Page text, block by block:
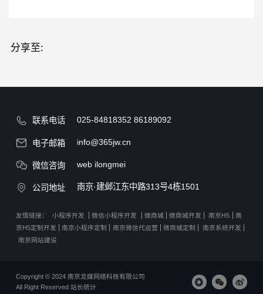
分享至:
联系电话 025-84818352 86189092
电子邮箱 info@365jw.cn
微信咨询 web ilongmei
公司地址 南京·建邺江东中路313号4栋1501
友情链接： 小程序开发 微信小程序开发 微商城 微商城开发 南京H5
南
京H5定制开发
南京小程序定制 南京微信代运营 微商城定制
南京系统开发
南京网站建设
Copyright © 2024 南京龙媒网络科技有限公司
All Right Reserved 站长统计